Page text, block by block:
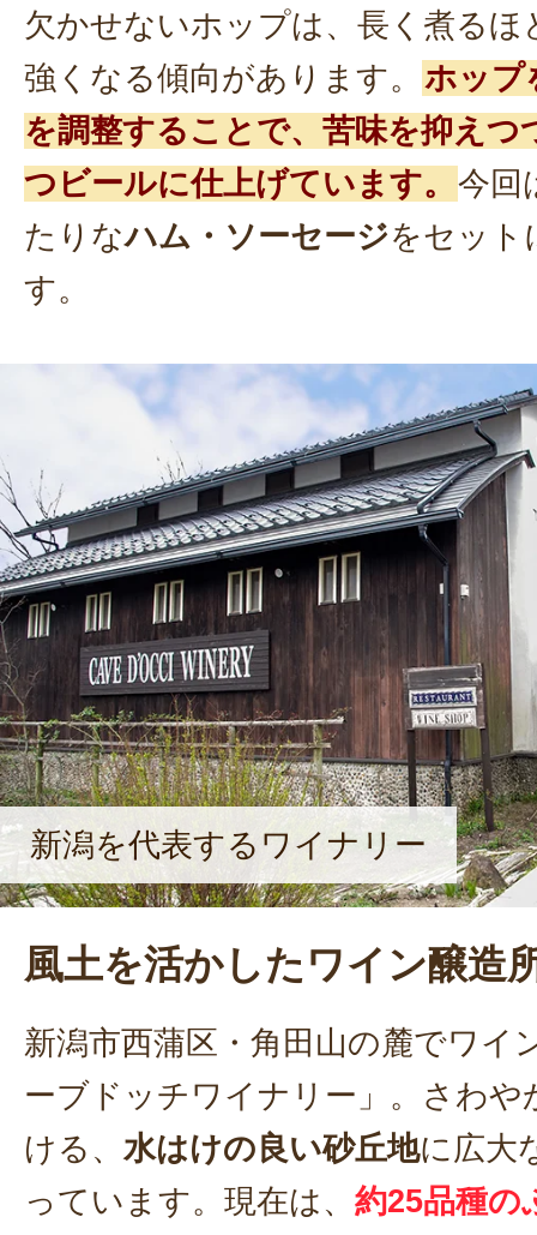
欠かせないホップは、長く煮るほ
強くなる傾向があります。 ホップ
を調整することで、苦味を抑えつ
つビールに仕上げています。 今回
たりなハム・ソーセージをセット
す。
新潟を代表するワイナリー
風土を活かしたワイン醸造
新潟市西蒲区・角田山の麓でワイ
ーブドッチワイナリー」。さわや
ける、水はけの良い砂丘地に広大
っています。現在は、 約25品種の